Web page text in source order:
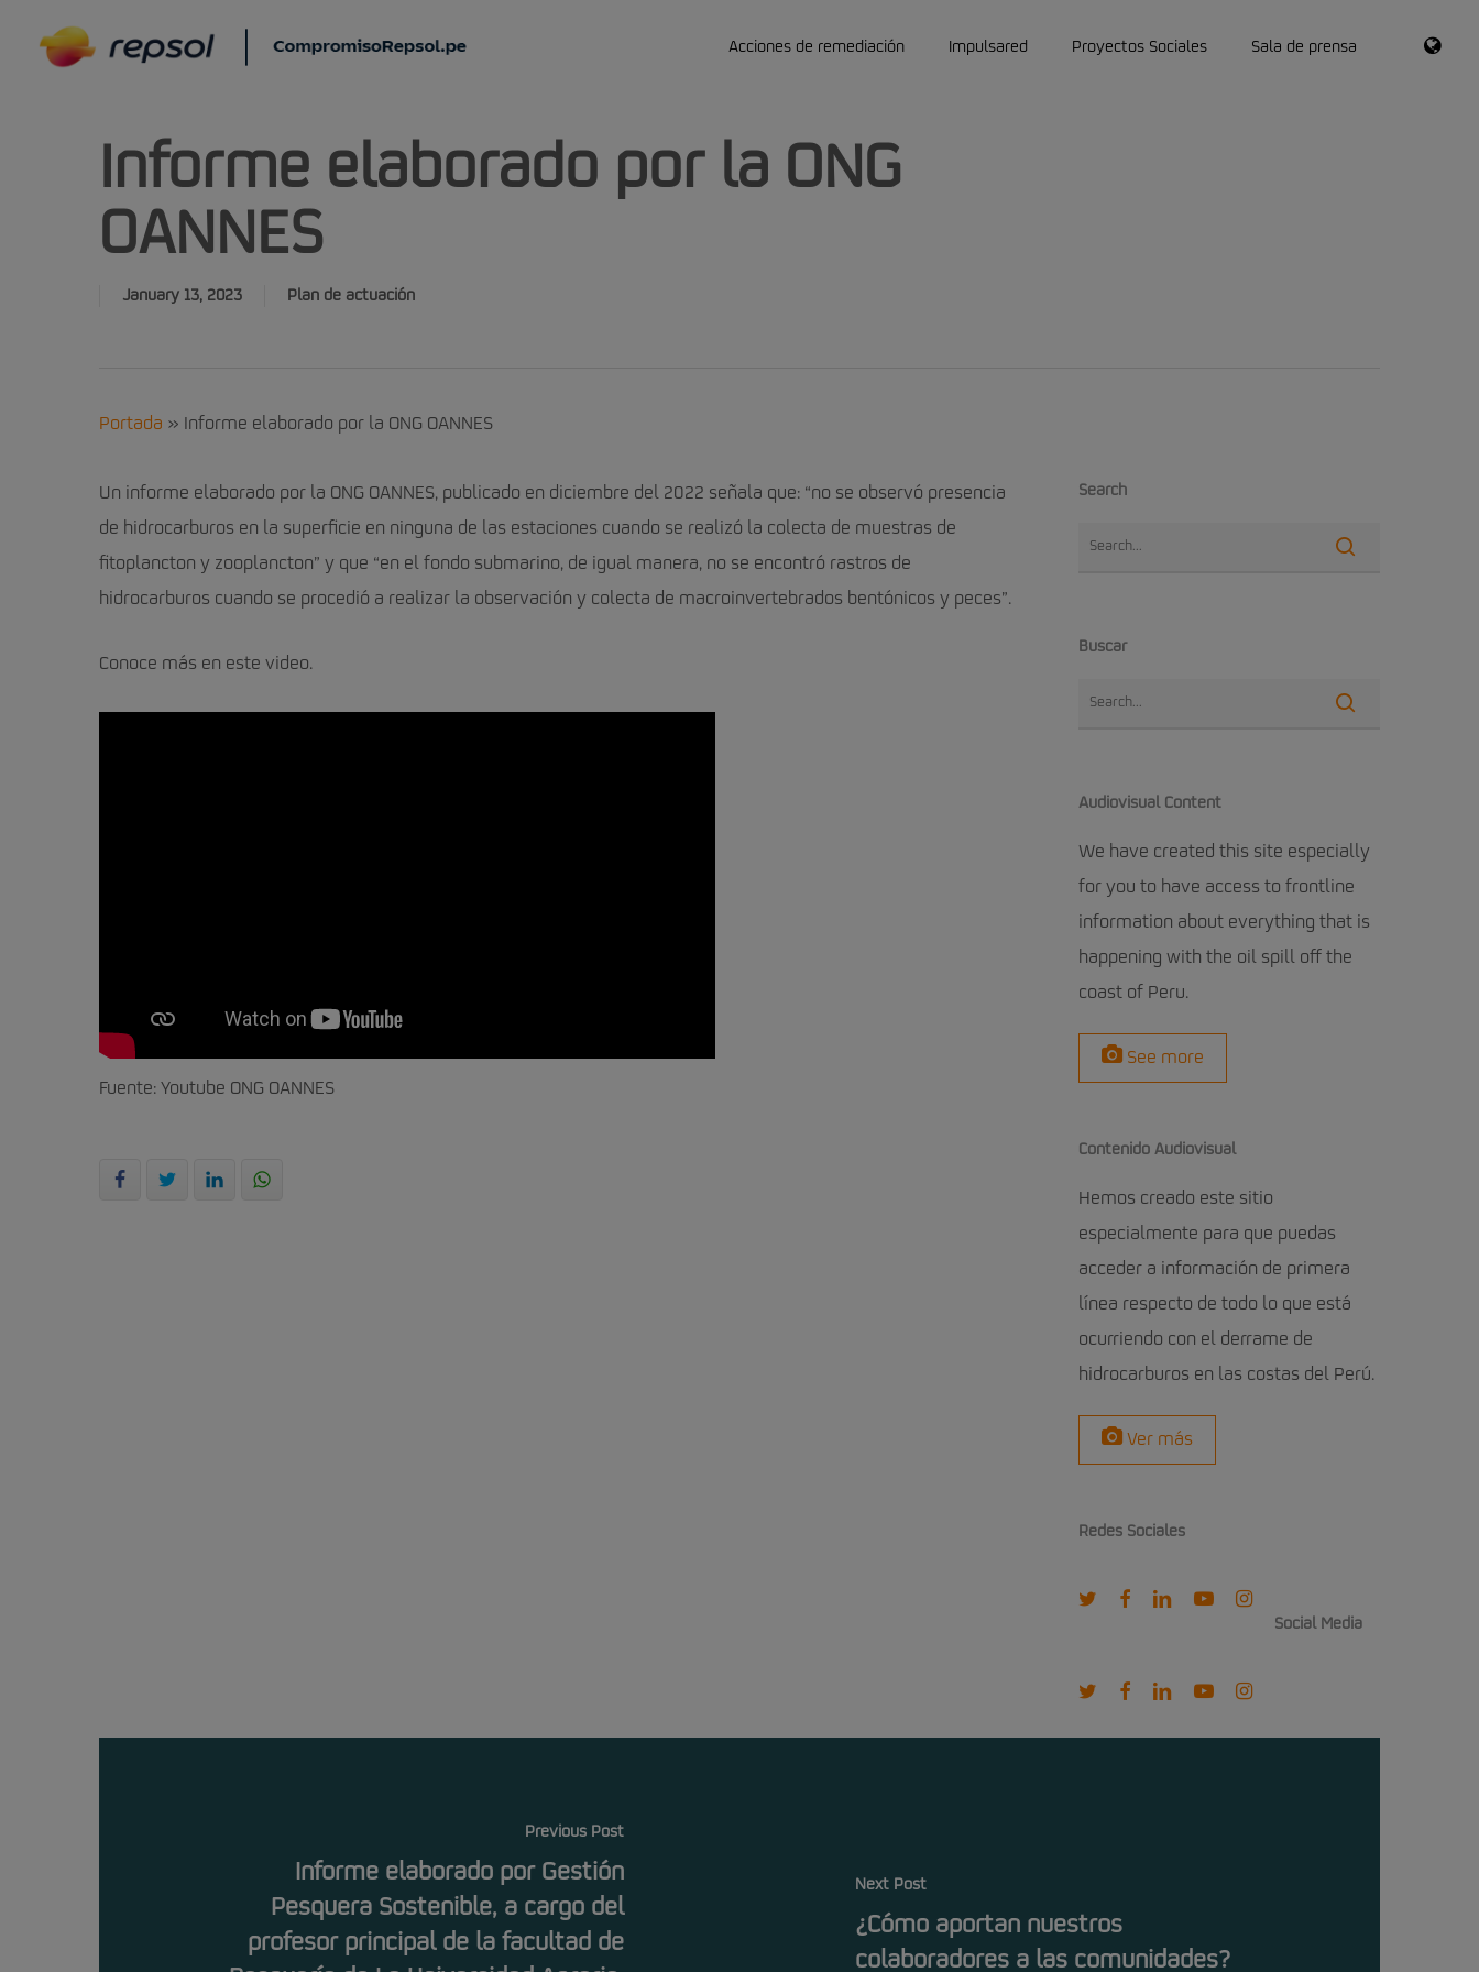
Acciones de remediación Impulsared Proyectos Sociales Sala de prensa RSS
Informe elaborado por la ONG
OANNES
January 13, 2023 Plan de actuación
Portada » Informe elaborado por la ONG OANNES
Un informe elaborado por la ONG OANNES, publicado en diciembre del 2022 señala que: “no se observó presencia
de hidrocarburos en la superficie en ninguna de las estaciones cuando se realizó la colecta de muestras de
fitoplancton y zooplancton” y que “en el fondo submarino, de igual manera, no se encontró rastros de
hidrocarburos cuando se procedió a realizar la observación y colecta de macroinvertebrados bentónicos y peces”.
Conoce más en este video.
Fuente: Youtube ONG OANNES
Search
Buscar
Audiovisual Content
We have created this site especially
for you to have access to frontline
information about everything that is
happening with the oil spill off the
coast of Peru.
See more
Contenido Audiovisual
Hemos creado este sitio
especialmente para que puedas
acceder a información de primera
línea respecto de todo lo que está
ocurriendo con el derrame de
hidrocarburos en las costas del Perú.
Ver más
Redes Sociales
twitterfacebooklinkedinyoutubeinstagram
Social Media
twitterfacebooklinkedinyoutubeinstagram
Previous Post
Informe elaborado por Gestión
Pesquera Sostenible, a cargo del
profesor principal de la facultad de
Next Post
¿Cómo aportan nuestros
colaboradores a las comunidades?